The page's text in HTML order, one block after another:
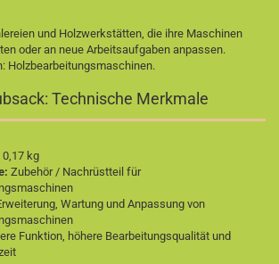
und Holzwerkstätten, die ihre Maschinen
oder an neue Arbeitsaufgaben anpassen.
Holzbearbeitungsmaschinen.
Technische Merkmale
0,17 kg
Zubehör / Nachrüstteil für
Wartung und Anpassung von
Funktion, höhere Bearbeitungsqualität und